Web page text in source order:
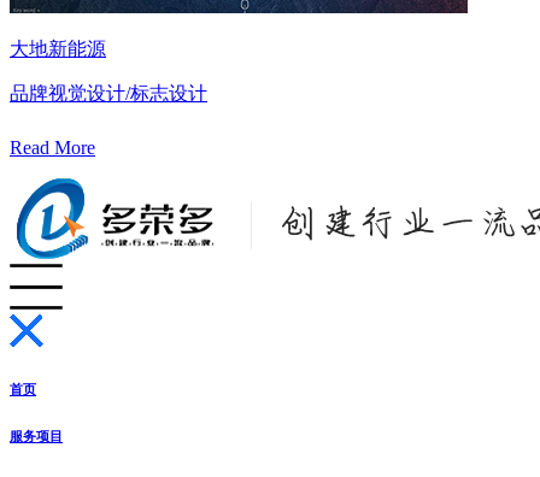
大地新能源
品牌视觉设计/标志设计
Read More
首页
服务项目